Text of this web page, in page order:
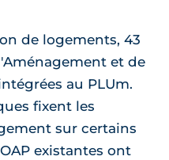
de logements, 43
et de
au PLUm.
fixent les
sur certains
existantes ont